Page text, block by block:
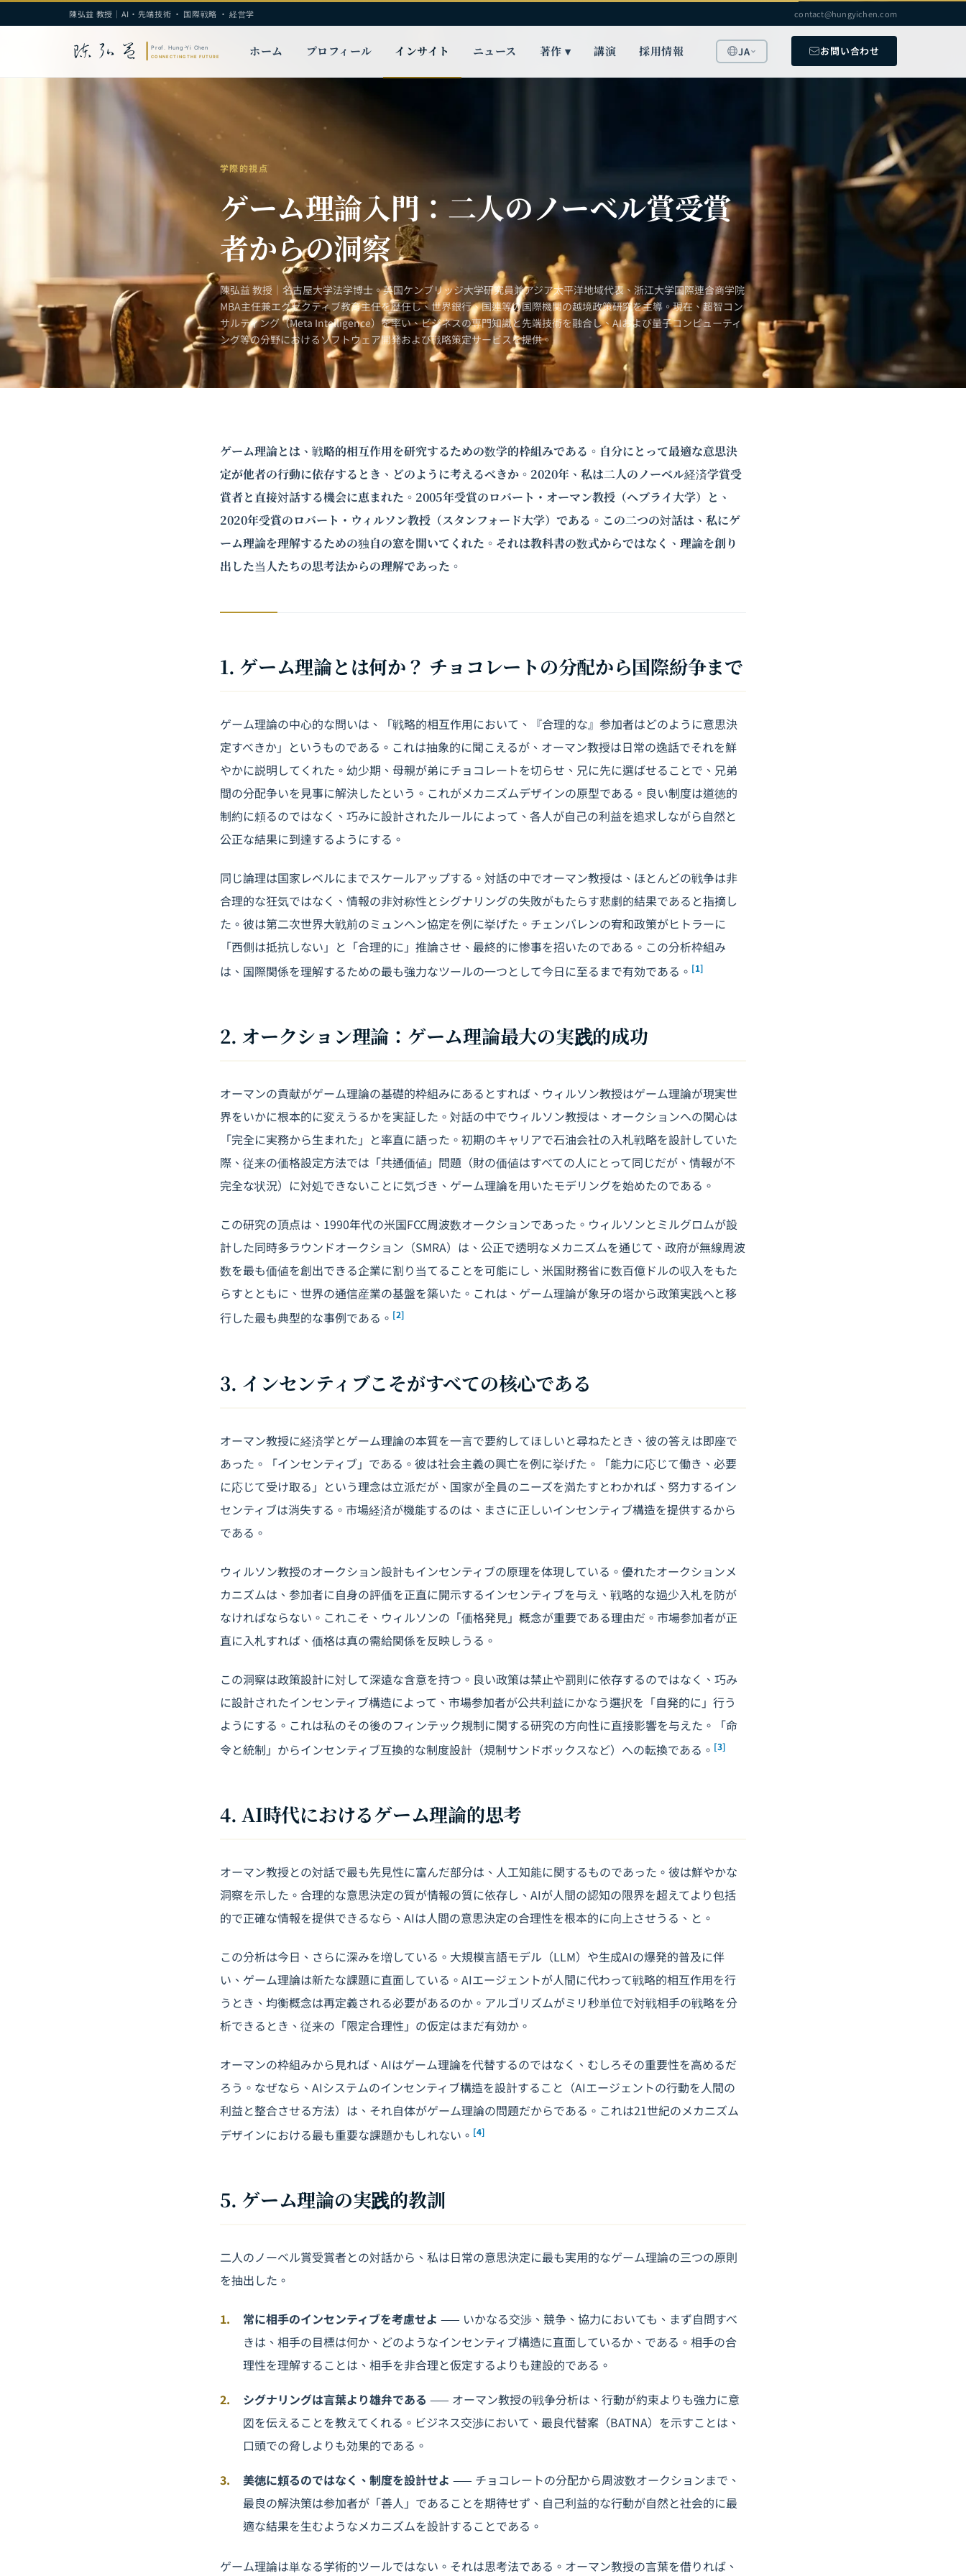
陳弘益 教授｜AI・先端技術 · 国際戦略 · 経営学 contact@hungyichen.com
ホーム プロフィール インサイト ニュース 著作 ▾ 講演 採用情報 JA お問い合わせ
学際的視点
ゲーム理論入門：二人のノーベル賞受賞
者からの洞察
陳弘益 教授｜名古屋大学法学博士。英国ケンブリッジ大学研究員兼アジア太平洋地域代表、浙江大学国際連合商学院
MBA主任兼エグゼクティブ教育主任を歴任し、世界銀行、国連等の国際機関の越境政策研究を主導。現在、超智コン
サルティング（Meta Intelligence）を率い、ビジネスの専門知識と先端技術を融合し、AIおよび量子コンピューティ
ング等の分野におけるソフトウェア開発および戦略策定サービスを提供。
ゲーム理論とは、戦略的相互作用を研究するための数学的枠組みである。自分にとって最適な意思決
定が他者の行動に依存するとき、どのように考えるべきか。2020年、私は二人のノーベル経済学賞受
賞者と直接対話する機会に恵まれた。2005年受賞のロバート・ オーマン教授（ヘブライ大学）と、
2020年受賞のロバート・ ウィルソン教授（スタンフォード大学）である。この二つの対話は、私にゲ
ーム理論を理解するための独自の窓を開いてくれた。それは教科書の数式からではなく、理論を創り
出した当人たちの思考法からの理解であった。
1. ゲーム理論とは何か？ チョコレートの分配から国際紛争まで
ゲーム理論の中心的な問いは、「戦略的相互作用において、『合理的な』参加者はどのように意思決
定すべきか」というものである。これは抽象的に聞こえるが、オーマン教授は日常の逸話でそれを鮮
やかに説明してくれた。幼少期、母親が弟にチョコレートを切らせ、兄に先に選ばせることで、兄弟
間の分配争いを見事に解決したという。これがメカニズムデザインの原型である。良い制度は道徳的
制約に頼るのではなく、巧みに設計されたルールによって、各人が自己の利益を追求しながら自然と
公正な結果に到達するようにする。
同じ論理は国家レベルにまでスケールアップする。対話の中でオーマン教授は、ほとんどの戦争は非
合理的な狂気ではなく、情報の非対称性とシグナリングの失敗がもたらす悲劇的結果であると指摘し
た。彼は第二次世界大戦前のミュンヘン協定を例に挙げた。チェンバレンの宥和政策がヒトラーに
「西側は抵抗しない」と「合理的に」推論させ、最終的に惨事を招いたのである。この分析枠組み
は、国際関係を理解するための最も強力なツールの一つとして今日に至るまで有効である。 [1]
2. オークション理論：ゲーム理論最大の実践的成功
オーマンの貢献がゲーム理論の基礎的枠組みにあるとすれば、ウィルソン教授はゲーム理論が現実世
界をいかに根本的に変えうるかを実証した。対話の中でウィルソン教授は、オークションへの関心は
「完全に実務から生まれた」と率直に語った。初期のキャリアで石油会社の入札戦略を設計していた
際、従来の価格設定方法では「共通価値」問題（財の価値はすべての人にとって同じだが、情報が不
完全な状況）に対処できないことに気づき、ゲーム理論を用いたモデリングを始めたのである。
この研究の頂点は、1990年代の米国FCC周波数オークションであった。ウィルソンとミルグロムが設
計した同時多ラウンドオークション（SMRA）は、公正で透明なメカニズムを通じて、政府が無線周波
数を最も価値を創出できる企業に割り当てることを可能にし、米国財務省に数百億ドルの収入をもた
らすとともに、世界の通信産業の基盤を築いた。これは、ゲーム理論が象牙の塔から政策実践へと移
行した最も典型的な事例である。 [2]
3. インセンティブこそがすべての核心である
オーマン教授に経済学とゲーム理論の本質を一言で要約してほしいと尋ねたとき、彼の答えは即座で
あった。「インセンティブ」である。彼は社会主義の興亡を例に挙げた。「能力に応じて働き、必要
に応じて受け取る」という理念は立派だが、国家が全員のニーズを満たすとわかれば、努力するイン
センティブは消失する。市場経済が機能するのは、まさに正しいインセンティブ構造を提供するから
である。
ウィルソン教授のオークション設計もインセンティブの原理を体現している。優れたオークションメ
カニズムは、参加者に自身の評価を正直に開示するインセンティブを与え、戦略的な過少入札を防が
なければならない。これこそ、ウィルソンの「価格発見」概念が重要である理由だ。市場参加者が正
直に入札すれば、価格は真の需給関係を反映しうる。
この洞察は政策設計に対して深遠な含意を持つ。良い政策は禁止や罰則に依存するのではなく、巧み
に設計されたインセンティブ構造によって、市場参加者が公共利益にかなう選択を「自発的に」行う
ようにする。これは私のその後のフィンテック規制に関する研究の方向性に直接影響を与えた。「命
令と統制」からインセンティブ互換的な制度設計（規制サンドボックスなど）への転換である。 [3]
4. AI時代におけるゲーム理論的思考
オーマン教授との対話で最も先見性に富んだ部分は、人工知能に関するものであった。彼は鮮やかな
洞察を示した。合理的な意思決定の質が情報の質に依存し、AIが人間の認知の限界を超えてより包括
的で正確な情報を提供できるなら、AIは人間の意思決定の合理性を根本的に向上させうる、と。
この分析は今日、さらに深みを増している。大規模言語モデル（LLM）や生成AIの爆発的普及に伴
い、ゲーム理論は新たな課題に直面している。AIエージェントが人間に代わって戦略的相互作用を行
うとき、均衡概念は再定義される必要があるのか。アルゴリズムがミリ秒単位で対戦相手の戦略を分
析できるとき、従来の「限定合理性」の仮定はまだ有効か。
オーマンの枠組みから見れば、AIはゲーム理論を代替するのではなく、むしろその重要性を高めるだ
ろう。なぜなら、AIシステムのインセンティブ構造を設計すること（AIエージェントの行動を人間の
利益と整合させる方法）は、それ自体がゲーム理論の問題だからである。これは21世紀のメカニズム
デザインにおける最も重要な課題かもしれない。 [4]
5. ゲーム理論の実践的教訓
二人のノーベル賞受賞者との対話から、私は日常の意思決定に最も実用的なゲーム理論の三つの原則
を抽出した。
常に相手のインセンティブを考慮せよ —— いかなる交渉 、競争、協力においても、まず自問すべ
きは、相手の目標は何か、どのようなインセンティブ構造に直面しているか、である。相手の合
理性を理解することは、相手を非合理と仮定するよりも建設的である。
シグナリングは言葉より雄弁である —— オーマン教授の戦争分析は、行動が約束よりも強力に意
図を伝えることを教えてくれる。ビジネス交渉において、最良代替案（BATNA）を示すことは、
口頭での脅しよりも効果的である。
美徳に頼るのではなく、制度を設計せよ —— チョコレートの分配から周波数オークションまで、
最良の解決策は参加者が「善人」であることを期待せず、自己利益的な行動が自然と社会的に最
適な結果を生むようなメカニズムを設計することである。
ゲーム理論は単なる学術的ツールではない。それは思考法である。オーマン教授の言葉を借りれば、